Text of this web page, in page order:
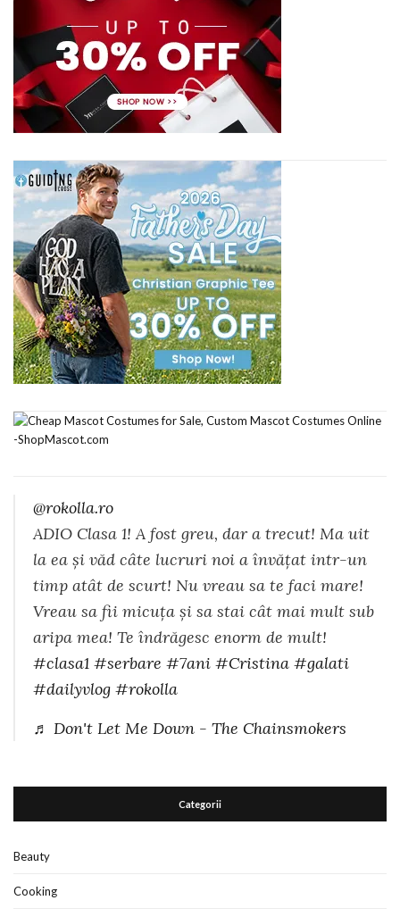
@rokolla.ro
ADIO Clasa 1! A fost greu, dar a trecut! Ma uit
la ea și văd câte lucruri noi a învățat intr-un
timp atât de scurt! Nu vreau sa te faci mare!
Vreau sa fii micuța și sa stai cât mai mult sub
aripa mea! Te îndrăgesc enorm de mult!
#clasa1 #serbare #7ani #Cristina #galati
#dailyvlog #rokolla
♬ Don't Let Me Down - The Chainsmokers
Categorii
Beauty
Cooking